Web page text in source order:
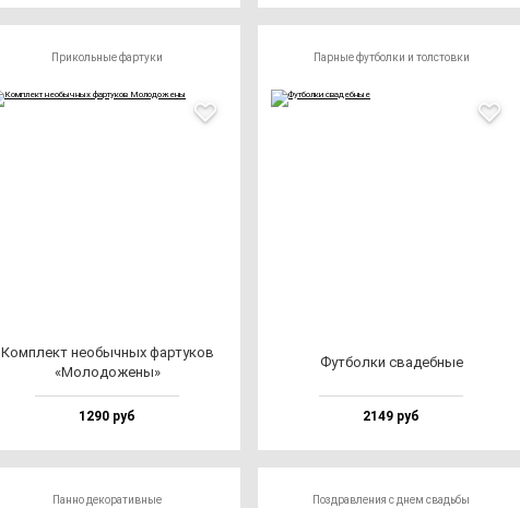
Прикольные фартуки
Ком­плект не­обыч­ных фар­ту­ков
«Моло­до­же­ны»
1290 руб
Парные футболки и толстовки
Фут­бол­ки сва­деб­ные
2149 руб
Панно декоративные Поздравления с днем свадьбы